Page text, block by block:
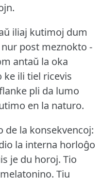
iliaj kutimoj dum
post meznokto -
antaŭ la oka
ke ili tiel ricevis
pli da lumo
en la naturo.
de la konsekvencoj:
la interna horloĝo
je du horoj. Tio
Tiu